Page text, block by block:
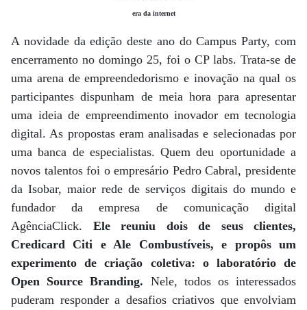
era da internet
A novidade da edição deste ano do Campus Party, com
encerramento no domingo 25, foi o CP labs. Trata-se de
uma arena de empreendedorismo e inovação na qual os
participantes dispunham de meia hora para apresentar
uma ideia de empreendimento inovador em tecnologia
digital. As propostas eram analisadas e selecionadas por
uma banca de especialistas. Quem deu oportunidade a
novos talentos foi o empresário Pedro Cabral, presidente
da Isobar, maior rede de serviços digitais do mundo e
fundador da empresa de comunicação digital
AgênciaClick. Ele reuniu dois de seus clientes,
Credicard Citi e Ale Combustíveis, e propôs um
experimento de criação coletiva: o laboratório de
Open Source Branding. Nele, todos os interessados
puderam responder a desafios criativos que envolviam